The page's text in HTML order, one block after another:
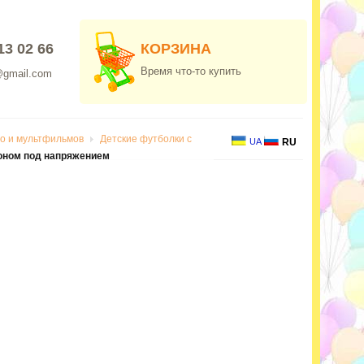
02 66 КОРЗИНА
Время что-то купить
и мультфильмов
Детские футболки с
под напряжением
UA RU